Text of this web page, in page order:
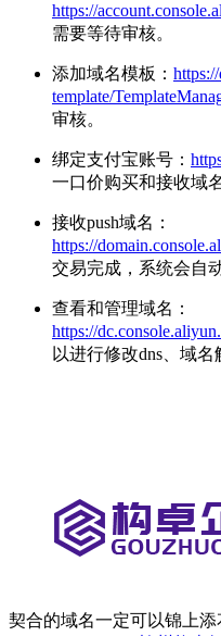
https://
需要等待审核。
添加域名模板：
template/
审核。
绑定支付宝账号：
一口价购买和接收域
接收push域名：
https://
交易完成，系统会自
查看和管理域名：
https://
以进行修改dns、域名
契合的域名一定可以锦上添